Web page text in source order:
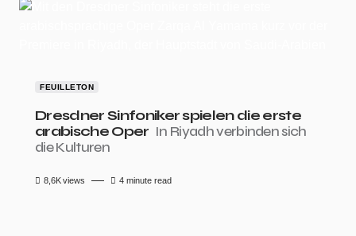
FEUILLETON
Dresdner Sinfoniker spielen die erste
arabische Oper In Riyadh verbinden sich
die Kulturen
8,6Kviews 4 minute read